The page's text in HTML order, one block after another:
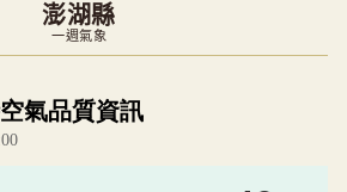
澎湖縣
一週氣象
工具為視覺預覽，完整即時空